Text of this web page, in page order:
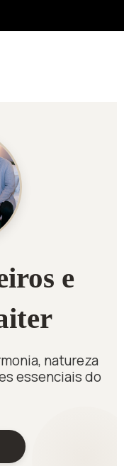
e
natureza
essenciais do